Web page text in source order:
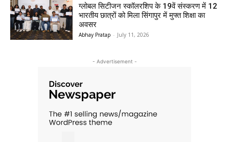
ग्लोबल सिटीजन स्कॉलरशिप के 19वें संस्करण में 12
भारतीय छात्रों को मिला सिंगापुर में मुफ्त शिक्षा का
अवसर
Abhay Pratap - July 11, 2026
- Advertisement -